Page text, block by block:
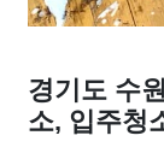
경기도 수
소, 입주청